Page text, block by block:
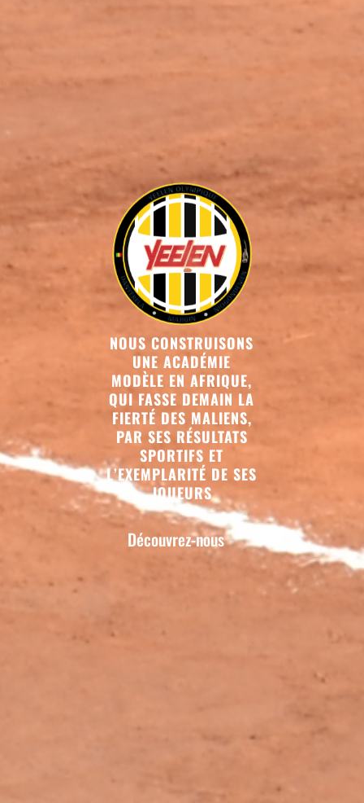
NOUS CONSTRUISONS
UNE ACADÉMIE
MODÈLE EN AFRIQUE,
QUI FASSE DEMAIN LA
FIERTÉ DES MALIENS,
PAR SES RÉSULTATS
SPORTIFS ET
L’EXEMPLARITÉ DE SES
JOUEURS
Découvrez-nous